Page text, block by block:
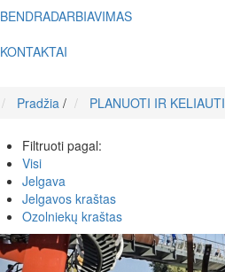
BENDRADARBIAVIMAS
KONTAKTAI
Pradžia / PLANUOTI IR KELIAUTI
Filtruoti pagal:
Visi
Jelgava
Jelgavos kraštas
Ozolniekų kraštas